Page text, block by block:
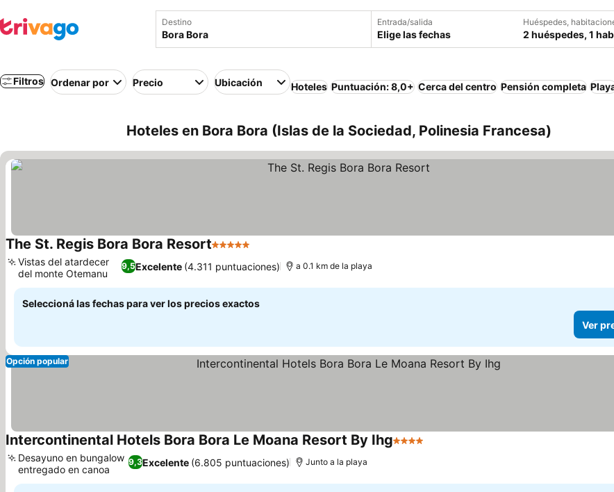
Destino Entrada/salida
Elige las fechas
Huéspedes,
2 huéspedes, 1
Filtros Ordenar por Precio Ubicación Hoteles Puntuación: 8,0+ Cerca del centro Pensión completa
Hoteles en Bora Bora (Islas de la Sociedad, Polinesia Francesa)
The St. Regis Bora Bora Resort5 Estrellas
9,5Excelente (4.311 puntuaciones)
Vistas del atardecer
del monte Otemanu
a 0.1 km de la playa
Seleccioná las fechas para ver los precios exactos
Ver
Opción popular
Intercontinental Hotels Bora Bora Le Moana Resort By Ihg4 Estrellas
9,3Excelente (6.805 puntuaciones)
Desayuno en bungalow
entregado en canoa
Junto a la playa